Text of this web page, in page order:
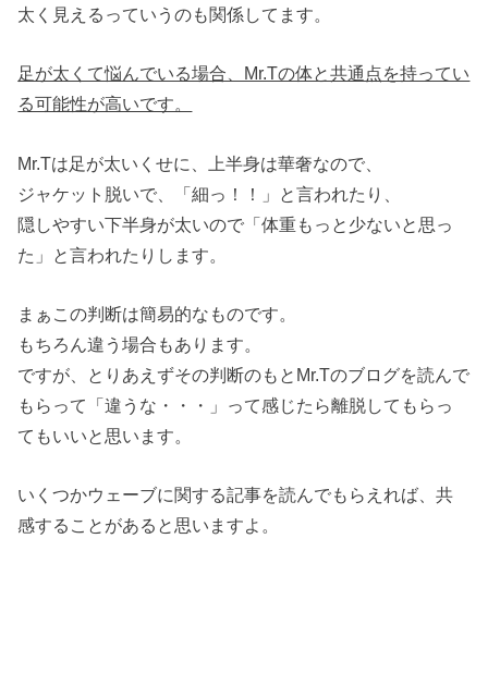
太く見えるっていうのも関係してます。
足が太くて悩んでいる場合、Mr.Tの体と共通点を持ってい
る可能性が高いです。
Mr.Tは足が太いくせに、上半身は華奢なので、
ジャケット脱いで、「細っ！！」と言われたり、
隠しやすい下半身が太いので「体重もっと少ないと思っ
た」と言われたりします。
まぁこの判断は簡易的なものです。
もちろん違う場合もあります。
ですが、とりあえずその判断のもとMr.Tのブログを読んで
もらって「違うな・・・」って感じたら離脱してもらっ
てもいいと思います。
いくつかウェーブに関する記事を読んでもらえれば、共
感することがあると思いますよ。